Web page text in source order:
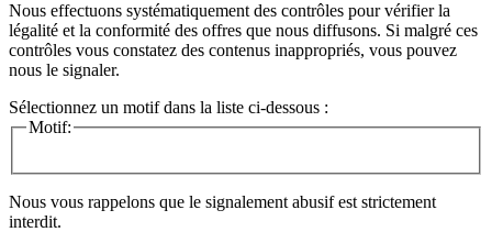
Nous effectuons systématiquement des contrôles pour vérifier la
légalité et la conformité des offres que nous diffusons. Si malgré ces
contrôles vous constatez des contenus inappropriés, vous pouvez
nous le signaler.
Sélectionnez un motif dans la liste ci-dessous :
Motif:
Nous vous rappelons que le signalement abusif est strictement
interdit.